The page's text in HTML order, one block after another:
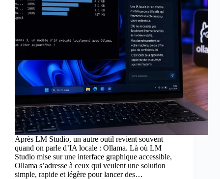
Après LM Studio, un autre outil revient souvent
quand on parle d’IA locale : Ollama. Là où LM
Studio mise sur une interface graphique accessible,
Ollama s’adresse à ceux qui veulent une solution
simple, rapide et légère pour lancer des…